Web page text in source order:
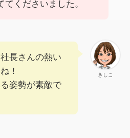
てくださいました。
きしこ
長さんの熱い
！
姿勢が素敵で